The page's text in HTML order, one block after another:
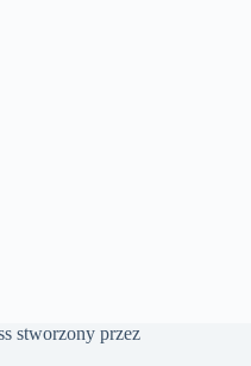
stworzony przez